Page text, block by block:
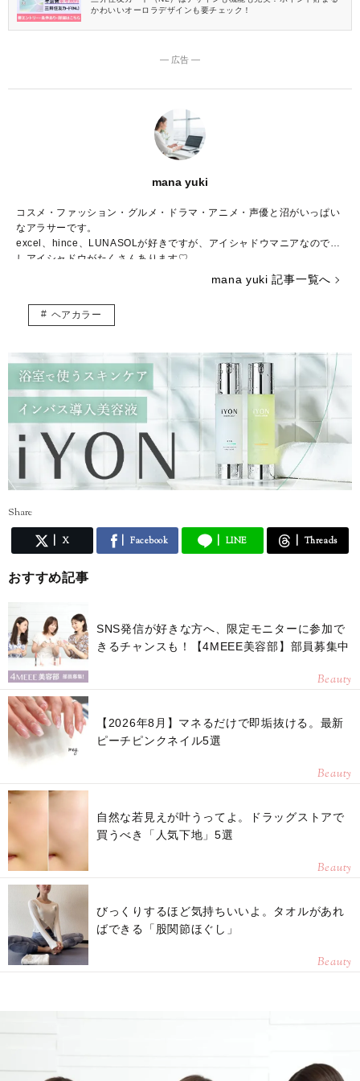
かわいいオーロラデザインも要チェック！
― 広告 ―
mana yuki
コスメ・ファッション・グルメ・ドラマ・アニメ・声優と沼がいっぱい
なアラサーです。
excel、hince、LUNASOLが好きですが、アイシャドウマニアなので推
しアイシャドウがたくさんあります♡
コスメの写真を撮るのも大好きで、眺めて一日が終わってしまうことも
調理師免許、色彩検定3級、骨格診断アドバイザー検定3級、日本化粧品
検定2級、パーソナルカラリスト2級を持っていますが、上を目指してま
けできたら嬉しいです♪
mana yuki 記事一覧へ
ヘアカラー
Share
X Facebook LINE Threads
おすすめ記事
SNS発信が好きな方へ、限定モニターに参加で
きるチャンスも！【4MEEE美容部】部員募集中
Beauty
【2026年8月】マネるだけで即垢抜ける。最新
ピーチピンクネイル5選
Beauty
自然な若見えが叶うってよ。ドラッグストアで
買うべき「人気下地」5選
Beauty
びっくりするほど気持ちいいよ。タオルがあれ
ばできる「股関節ほぐし」
Beauty